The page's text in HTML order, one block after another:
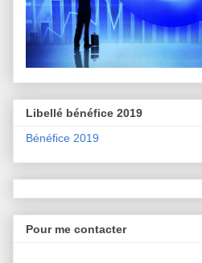
Libellé bénéfice 2019
Bénéfice 2019
Pour me contacter